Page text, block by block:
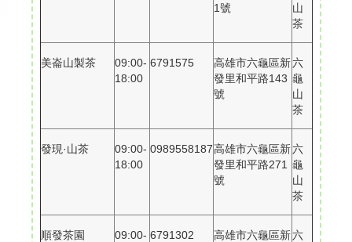
1號
山
茶
美崙山製茶
09:00-
18:00
6791575
高雄市六龜區新
發里和平路143
號
六
龜
山
茶
發現·山茶
09:00-
18:00
0989558187高雄市六龜區新
發里和平路271
號
六
龜
山
茶
順發茶園
09:00- 6791302
高雄市六龜區新六